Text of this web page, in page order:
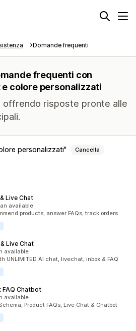
Domande frequenti
frequenti con
colore personalizzati
offrendo risposte pronte alle
personalizzati Cancella
Live Chat
available
products, answer FAQs, track orders
Live Chat
available
UNLIMITED AI chat, livechat, inbox & FAQ
FAQ Chatbot
available
Product FAQs, Live Chat & Chatbot